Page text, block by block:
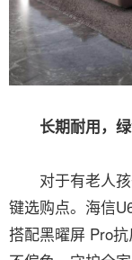
长期耐用，绿
对于有老人孩
键选购点。海信
搭配黑曜屏 Pro